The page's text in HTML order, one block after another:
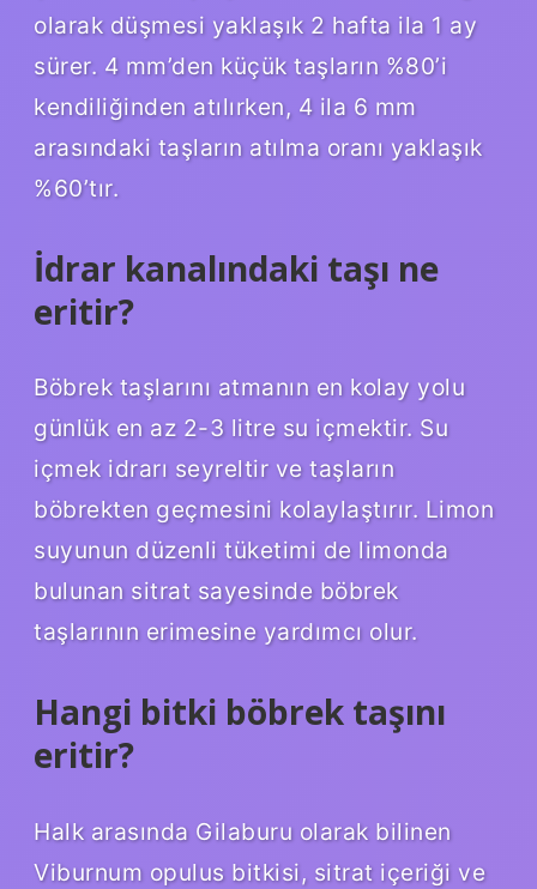
olarak düşmesi yaklaşık 2 hafta ila 1 ay
sürer. 4 mm’den küçük taşların %80’i
kendiliğinden atılırken, 4 ila 6 mm
arasındaki taşların atılma oranı yaklaşık
%60’tır.
İdrar kanalındaki taşı ne
eritir?
Böbrek taşlarını atmanın en kolay yolu
günlük en az 2-3 litre su içmektir. Su
içmek idrarı seyreltir ve taşların
böbrekten geçmesini kolaylaştırır. Limon
suyunun düzenli tüketimi de limonda
bulunan sitrat sayesinde böbrek
taşlarının erimesine yardımcı olur.
Hangi bitki böbrek taşını
eritir?
Halk arasında Gilaburu olarak bilinen
Viburnum opulus bitkisi, sitrat içeriği ve